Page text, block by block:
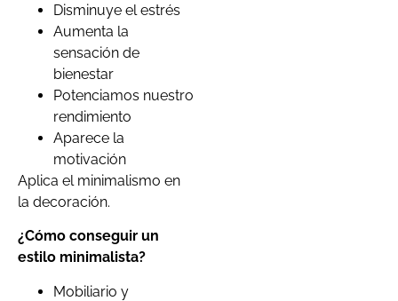
Disminuye el estrés
Aumenta la
sensación de
bienestar
Potenciamos nuestro
rendimiento
Aparece la
motivación
Aplica el minimalismo en
la decoración.
¿Cómo conseguir un
estilo minimalista?
Mobiliario y